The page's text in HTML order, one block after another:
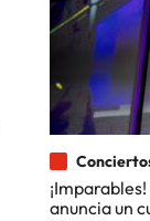
anuncia un